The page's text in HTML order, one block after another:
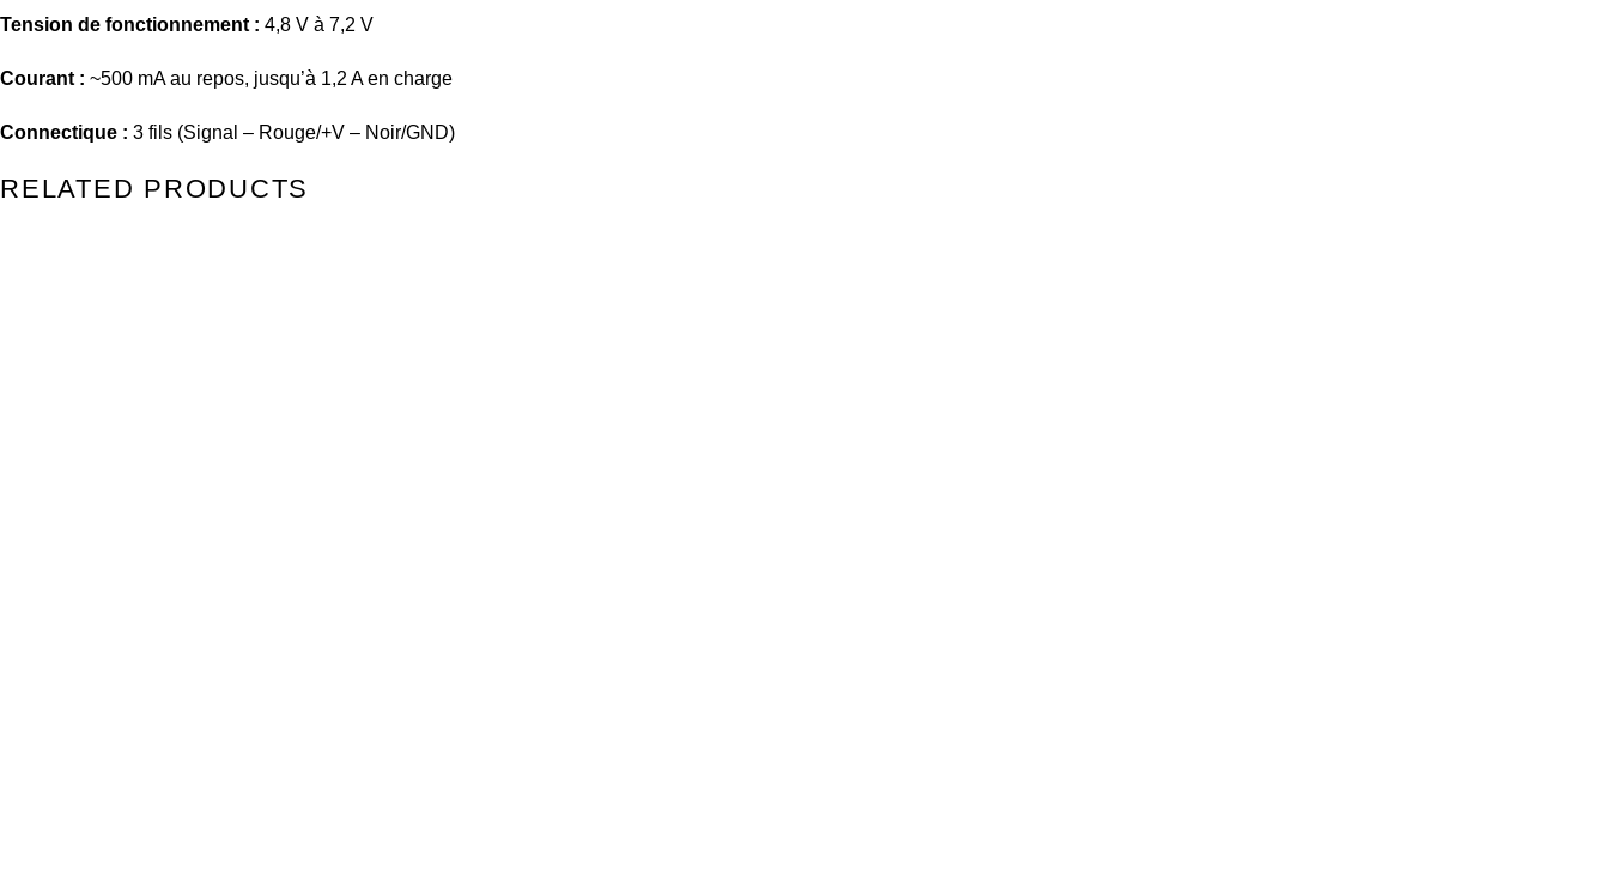
Tension de fonctionnement : 4,8 V à 7,2 V
Courant : ~500 mA au repos, jusqu’à 1,2 A en charge
Connectique : 3 fils (Signal – Rouge/+V – Noir/GND)
RELATED PRODUCTS